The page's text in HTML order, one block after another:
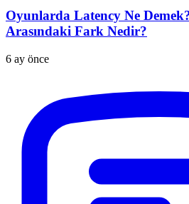
Oyunlarda Latency Ne
Arasındaki Fark Nedir?
6 ay önce